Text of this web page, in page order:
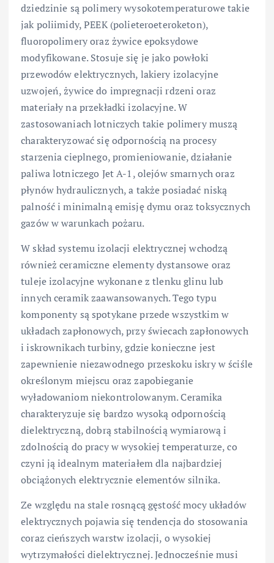
dziedzinie są polimery wysokotemperaturowe takie
jak poliimidy, PEEK (polieteroeteroketon),
fluoropolimery oraz żywice epoksydowe
modyfikowane. Stosuje się je jako powłoki
przewodów elektrycznych, lakiery izolacyjne
uzwojeń, żywice do impregnacji rdzeni oraz
materiały na przekładki izolacyjne. W
zastosowaniach lotniczych takie polimery muszą
charakteryzować się odpornością na procesy
starzenia cieplnego, promieniowanie, działanie
paliwa lotniczego Jet A-1, olejów smarnych oraz
płynów hydraulicznych, a także posiadać niską
palność i minimalną emisję dymu oraz toksycznych
gazów w warunkach pożaru.
W skład systemu izolacji elektrycznej wchodzą
również ceramiczne elementy dystansowe oraz
tuleje izolacyjne wykonane z tlenku glinu lub
innych ceramik zaawansowanych. Tego typu
komponenty są spotykane przede wszystkim w
układach zapłonowych, przy świecach zapłonowych
i iskrownikach turbiny, gdzie konieczne jest
zapewnienie niezawodnego przeskoku iskry w ściśle
określonym miejscu oraz zapobieganie
wyładowaniom niekontrolowanym. Ceramika
charakteryzuje się bardzo wysoką odpornością
dielektryczną, dobrą stabilnością wymiarową i
zdolnością do pracy w wysokiej temperaturze, co
czyni ją idealnym materiałem dla najbardziej
obciążonych elektrycznie elementów silnika.
Ze względu na stale rosnącą gęstość mocy układów
elektrycznych pojawia się tendencja do stosowania
coraz cieńszych warstw izolacji, o wysokiej
wytrzymałości dielektrycznej. Jednocześnie musi